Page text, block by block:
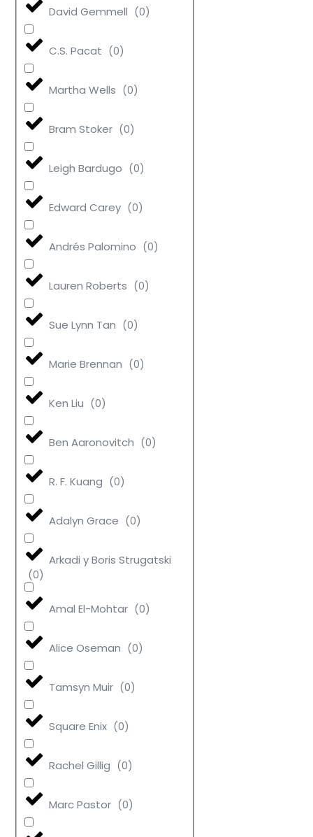
David Gemmell (0)
C.S. Pacat (0)
Martha Wells (0)
Bram Stoker (0)
Leigh Bardugo (0)
Edward Carey (0)
Andrés Palomino (0)
Lauren Roberts (0)
Sue Lynn Tan (0)
Marie Brennan (0)
Ken Liu (0)
Ben Aaronovitch (0)
R. F. Kuang (0)
Adalyn Grace (0)
Arkadi y Boris Strugatski
(0)
Amal El-Mohtar (0)
Alice Oseman (0)
Tamsyn Muir (0)
Square Enix (0)
Rachel Gillig (0)
Marc Pastor (0)